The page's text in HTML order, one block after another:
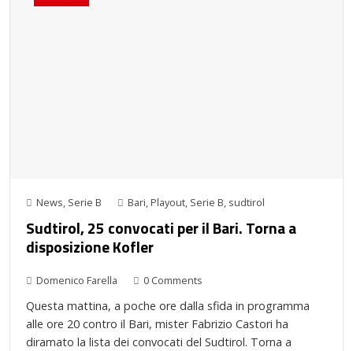
News Serie B Bari Playout Serie B sudtirol
Sudtirol, 25 convocati per il Bari. Torna a
disposizione Kofler
Domenico Farella 0 Comments
Questa mattina, a poche ore dalla sfida in programma
alle ore 20 contro il Bari, mister Fabrizio Castori ha
diramato la lista dei convocati del Sudtirol. Torna a